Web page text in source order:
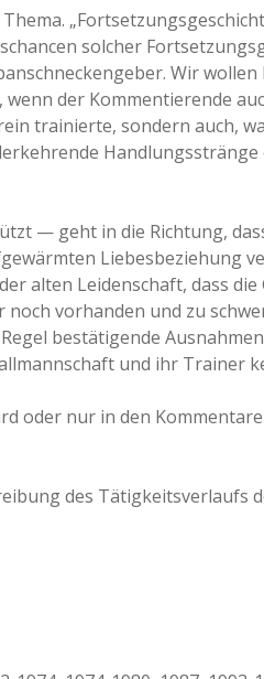
solcher
Wir wollen
der Kommentierende
trainierte, sondern auch,
— geht in die Richtung,
Liebesbeziehung
alten Leidenschaft, dass die
vorhanden und zu
bestätigende
und ihr Trainer
oder nur in den
des Tätigkeitsverlaufs